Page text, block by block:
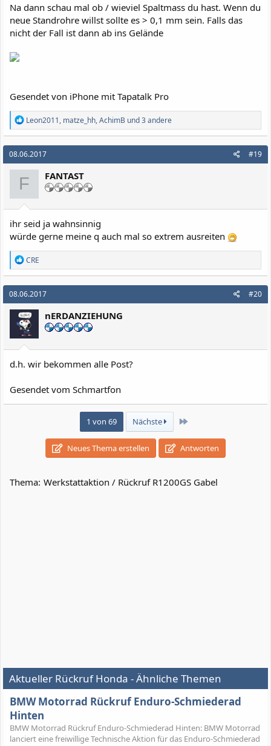
Na dann schau mal ob / wieviel Spaltmass du hast. Wenn du
neue Standrohre willst sollte es > 0,1 mm sein. Falls das
nicht der Fall ist dann ab ins Gelände
Gesendet von iPhone mit Tapatalk Pro
R
e
a
k
t
i
o
n
e
n
Leon2011, matze_hh,AchimB und 3 andere
08.06.2017 #19
F FANTAST
ihr seid ja wahnsinnig
würde gerne meine q auch mal so extrem ausreiten
R
e
a
k
t
i
o
n
e
n
CRE
08.06.2017 #20
nERDANZIEHUNG
d.h. wir bekommen alle Post?
Gesendet vom Schmartfon
1 von 69 Nächste Letzte
Neues Thema erstellen Antworten
Thema: Werkstattaktion / Rückruf R1200GS Gabel
Aktueller Rückruf Honda - Ähnliche Themen
BMW Motorrad Rückruf Enduro-Schmiederad
Hinten
BMW Motorrad Rückruf Enduro-Schmiederad Hinten: BMW Motorrad
lanciert eine freiwillige Technische Aktion für das Enduro-Schmiederad